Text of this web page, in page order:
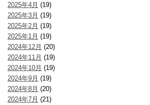
2025年4月 (19)
2025年3月 (19)
2025年2月 (19)
2025年1月 (19)
2024年12月 (20)
2024年11月 (19)
2024年10月 (19)
2024年9月 (19)
2024年8月 (20)
2024年7月 (21)